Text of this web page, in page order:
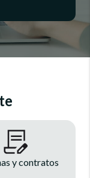
y contratos